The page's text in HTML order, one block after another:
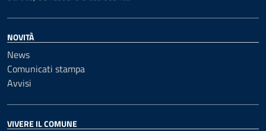
NOVITÀ
News
Comunicati stampa
Avvisi
VIVERE IL COMUNE